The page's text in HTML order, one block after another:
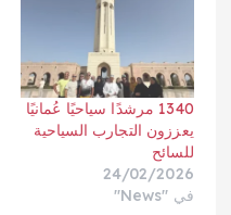
1340 مرشدًا سياحيًا عُمانيًا
يعززون التجارب السياحية
للسائح
24/02/2026
في "News"